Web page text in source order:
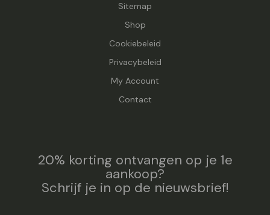
Sitemap
Shop
Cookiebeleid
Privacybeleid
My Account
Contact
20% korting ontvangen op je 1e
aankoop?
Schrijf je in op de nieuwsbrief!